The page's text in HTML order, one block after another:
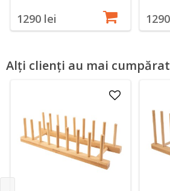
1290 lei
Alți clienți au mai cumpărat